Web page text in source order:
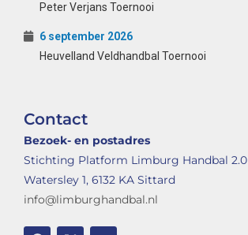
Peter Verjans Toernooi
6 september 2026
Heuvelland Veldhandbal Toernooi
Contact
Bezoek- en postadres
Stichting Platform Limburg Handbal 2.0
Watersley 1, 6132 KA Sittard
info@limburghandbal.nl